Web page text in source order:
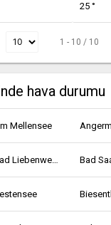
25 °
1 - 10 / 10
hava durumu
Mellensee
Bad Liebenwerda Bad